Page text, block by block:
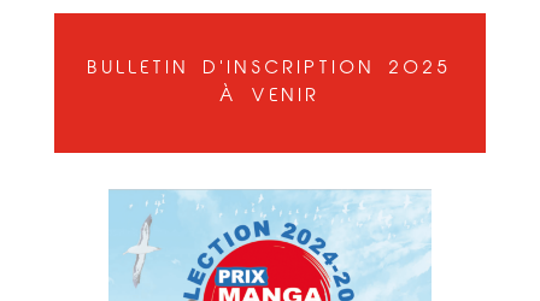
BULLETIN D'INSCRIPTION 2025
À VENIR